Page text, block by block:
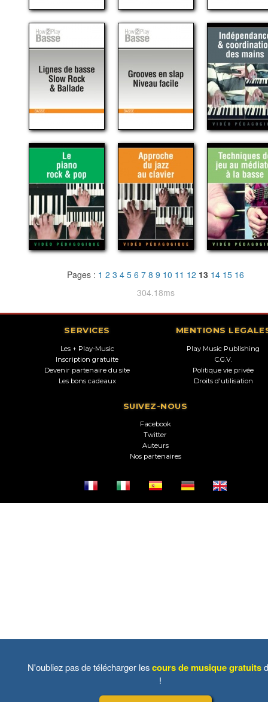
Pages : 1 2 3 4 5 6 7 8 9 10 11 12 13 14 15 16
304.18ms
SERVICES
Les + Play-Music
Inscription gratuite
Devenir partenaire du site
Les bons cadeaux
MENTIONS
Play Music Publishing
C.G.V.
Politique vie privée
Droits d'utilisation
SUIVEZ-NOUS
Facebook
Twitter
Auteurs
Nos partenaires
N'oubliez pas de télécharger lescours de musique gratuits
!